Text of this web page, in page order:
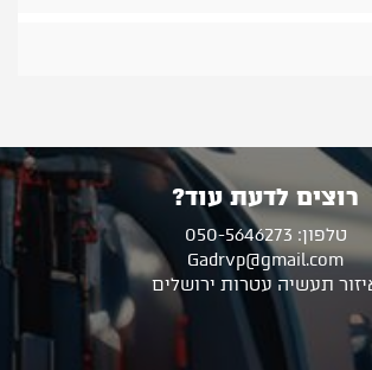
רוצים לדעת עוד?
טלפון: 050-5646273
Gadrvp@gmail.com
תעשיה עטרות ירושלים